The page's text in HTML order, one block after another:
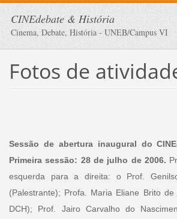
CINEdebate & História
Cinema, Debate, História - UNEB/Campus VI
Fotos de
Sessão de abertura inaugural do
Primeira sessão: 28 de julho de 2006.
esquerda para a direita: o Prof.
(Palestrante); Profa. Maria Eliane Brito
DCH); Prof. Jairo Carvalho do